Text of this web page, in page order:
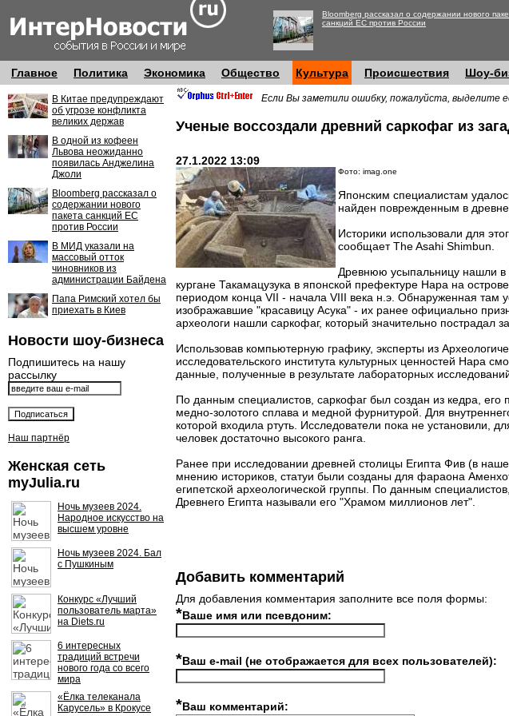
Bloomberg рассказал о содержании нового
санкций ЕС против России
Главное Политика Экономика Общество Культура Происшествия Шоу-
В Китае предупреждают
об угрозе конфликта
великих держав
В одной из кофеен
Львова неожиданно
появилась Анджелина
Джоли
Bloomberg рассказал о
содержании нового
пакета санкций ЕС
против России
В МИД указали на
массовый отток
чиновников из
администрации Байдена
Папа Римский хотел бы
приехать в Киев
Новости шоу-бизнеса
Подпишитесь на нашу
рассылку
Наш партнёр
Женская сеть
myJulia.ru
Ночь музеев 2024.
Народное искусство на
высшем уровне
Ночь музеев 2024. Бал
с Пушкиным
Конкурс «Лучший
пользователь марта»
на Diets.ru
6 интересных
традиций встречи
нового года со всего
мира
«Ёлка телеканала
Карусель» в Крокусе
Если Вы заметили ошибку, пожалуйста, выделите
Ученые воссоздали древний саркофаг из
27.1.2022 13:09
Фото: imag.one
Японским специалистам
найден поврежденным в
Историки использовали для
сообщает The Asahi Shimbun.
Древнюю усыпальницу нашли в
кургане Такамацузука в японской префектуре Нара на
периодом конца VII - начала VIII века н.э. Обнаруженная
изображавшие "красавицу Асука" - их ранее официально
археологи нашли саркофаг, который значительно пострадал
Использовав компьютерную графику, эксперты из
исследовательского института культурных ценностей Нара
данные, полученные в результате лабораторных
По данным специалистов, саркофаг был создан из кедра,
медно-золотого сплава и медной фурнитурой. Для
которой входила ртуть. Исследователи пока не установили,
человек достаточно высокого ранга.
Ранее при исследовании древней столицы Египта Фив (в
мнению историков, статуи были созданы для фараона
египетской археологической группы. По данным
Древнего Египта называли его "Храмом миллионов лет".
Добавить комментарий
Для добавления комментария заполните все поля формы:
*Ваше имя или псевдоним:
*Ваш e-mail (не отображается для всех пользователей):
*Ваш комментарий: